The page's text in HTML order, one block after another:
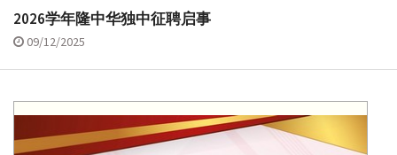
2026学年隆中华独中征聘启事
09/12/2025